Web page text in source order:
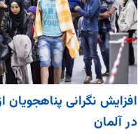
افزایش نگرانی پناهجویان
در آلمان